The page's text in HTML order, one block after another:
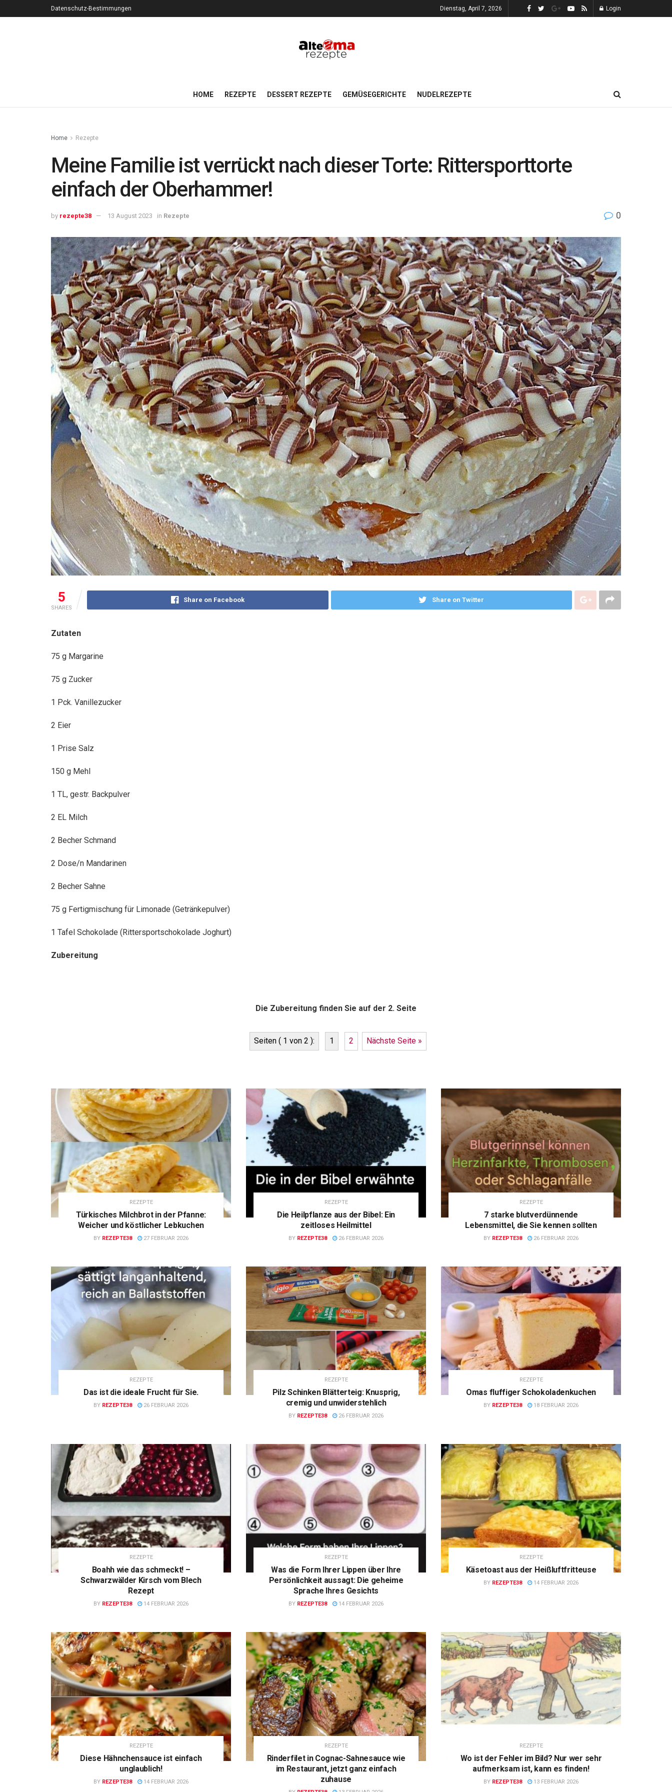
Datenschutz-Bestimmungen Dienstag, April 7, 2026 Login
HOME REZEPTE DESSERT REZEPTE GEMÜSEGERICHTE NUDELREZEPTE
Home Rezepte
Meine Familie ist verrückt nach dieser Torte: Rittersporttorte
einfach der Oberhammer!
by rezepte38 13 August 2023 in Rezepte 0
5
SHARES
Share on Facebook Share on Twitter
Zutaten
75 g Margarine
75 g Zucker
1 Pck. Vanillezucker
2 Eier
1 Prise Salz
150 g Mehl
1 TL, gestr. Backpulver
2 EL Milch
2 Becher Schmand
2 Dose/n Mandarinen
2 Becher Sahne
75 g Fertigmischung für Limonade (Getränkepulver)
1 Tafel Schokolade (Rittersportschokolade Joghurt)
Zubereitung
Die Zubereitung finden Sie auf der 2. Seite
Seiten ( 1 von 2 ): 1 2 Nächste Seite »
REZEPTE
Türkisches Milchbrot in der Pfanne:
Weicher und köstlicher Lebkuchen
BY REZEPTE38 27 FEBRUAR 2026
REZEPTE
Die Heilpflanze aus der Bibel: Ein
zeitloses Heilmittel
BY REZEPTE38 26 FEBRUAR 2026
REZEPTE
7 starke blutverdünnende
Lebensmittel, die Sie kennen sollten
BY REZEPTE38 26 FEBRUAR 2026
REZEPTE
Das ist die ideale Frucht für Sie.
BY REZEPTE38 26 FEBRUAR 2026
REZEPTE
Pilz Schinken Blätterteig: Knusprig,
cremig und unwiderstehlich
BY REZEPTE38 26 FEBRUAR 2026
REZEPTE
Omas fluffiger Schokoladenkuchen
BY REZEPTE38 18 FEBRUAR 2026
REZEPTE
Boahh wie das schmeckt! –
Schwarzwälder Kirsch vom Blech
Rezept
BY REZEPTE38 14 FEBRUAR 2026
REZEPTE
Was die Form Ihrer Lippen über Ihre
Persönlichkeit aussagt: Die geheime
Sprache Ihres Gesichts
BY REZEPTE38 14 FEBRUAR 2026
REZEPTE
Käsetoast aus der Heißluftfritteuse
BY REZEPTE38 14 FEBRUAR 2026
REZEPTE
Diese Hähnchensauce ist einfach
unglaublich!
BY REZEPTE38 14 FEBRUAR 2026
REZEPTE
Rinderfilet in Cognac-Sahnesauce wie
im Restaurant, jetzt ganz einfach
zuhause
REZEPTE
Wo ist der Fehler im Bild? Nur wer sehr
aufmerksam ist, kann es finden!
BY REZEPTE38 13 FEBRUAR 2026